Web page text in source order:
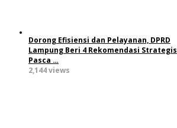
Dorong Efisiensi dan Pelayanan, DPRD
Lampung Beri 4 Rekomendasi Strategis
Pasca …
2,144 views